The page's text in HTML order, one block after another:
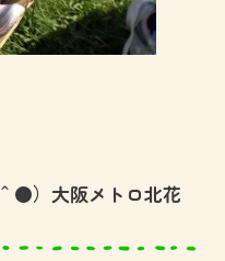
●）大阪メトロ北花